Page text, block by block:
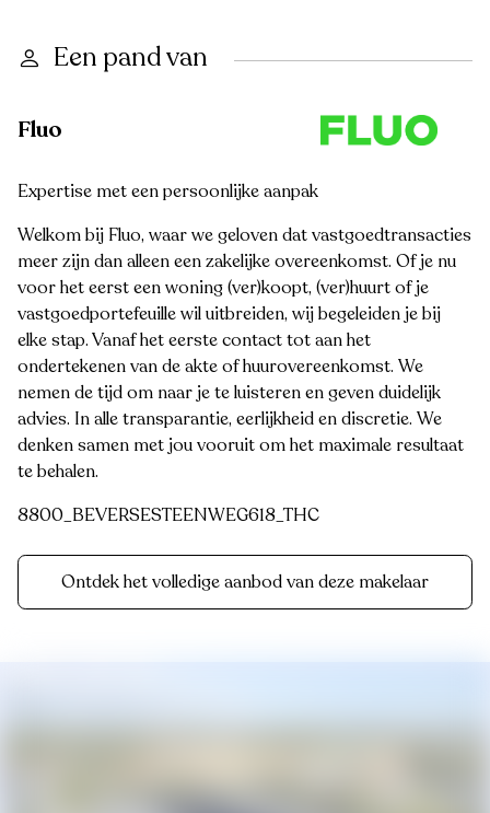
Een pand van
Fluo
Expertise met een persoonlijke aanpak
Welkom bij Fluo, waar we geloven dat vastgoedtransacties
meer zijn dan alleen een zakelijke overeenkomst. Of je nu
voor het eerst een woning (ver)koopt, (ver)huurt of je
vastgoedportefeuille wil uitbreiden, wij begeleiden je bij
elke stap. Vanaf het eerste contact tot aan het
ondertekenen van de akte of huurovereenkomst. We
nemen de tijd om naar je te luisteren en geven duidelijk
advies. In alle transparantie, eerlijkheid en discretie. We
denken samen met jou vooruit om het maximale resultaat
te behalen.
8800_BEVERSESTEENWEG618_THC
Ontdek het volledige aanbod van deze makelaar